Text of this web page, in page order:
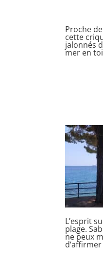
Proche
cette
jalonnés
mer en
L’esprit
plage.
ne peux